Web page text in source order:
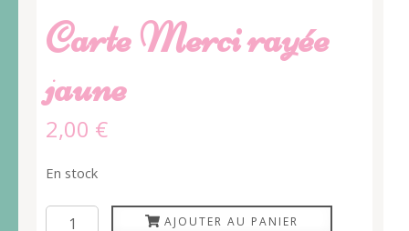
Carte Merci rayée
jaune
2,00 €
En stock
quantité
AJOUTER AU PANIER